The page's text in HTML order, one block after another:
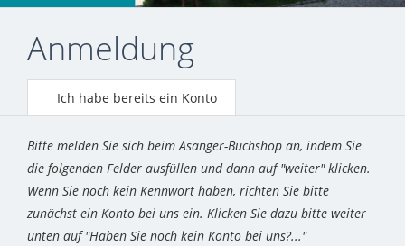
Anmeldung
Ich habe bereits ein Konto
Bitte melden Sie sich beim Asanger-Buchshop an, indem Sie
die folgenden Felder ausfüllen und dann auf "weiter" klicken.
Wenn Sie noch kein Kennwort haben, richten Sie bitte
zunächst ein Konto bei uns ein. Klicken Sie dazu bitte weiter
unten auf "Haben Sie noch kein Konto bei uns?..."